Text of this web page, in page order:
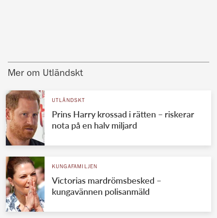
Mer om Utländskt
UTLÄNDSKT
Prins Harry krossad i rätten – riskerar
nota på en halv miljard
KUNGAFAMILJEN
Victorias mardrömsbesked –
kungavännen polisanmäld